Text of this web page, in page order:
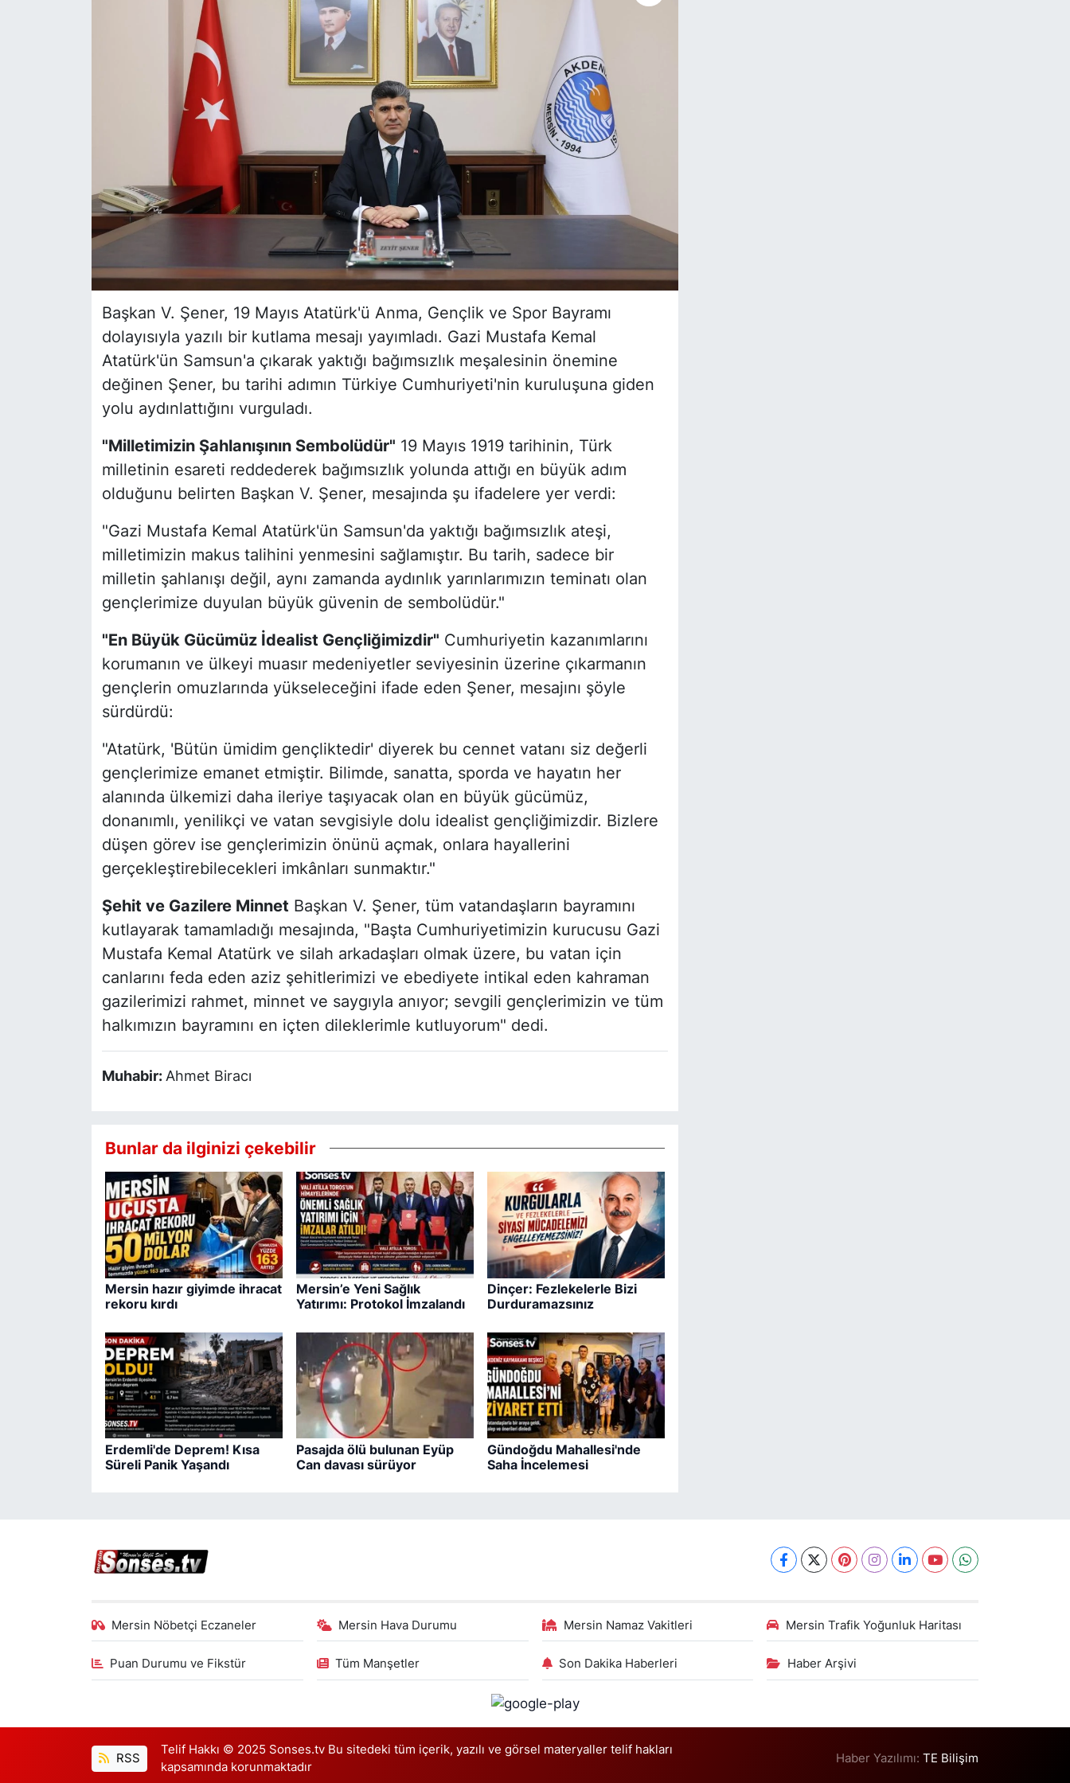
Başkan V. Şener, 19 Mayıs Atatürk'ü Anma, Gençlik ve Spor Bayramı
dolayısıyla yazılı bir kutlama mesajı yayımladı. Gazi Mustafa Kemal
Atatürk'ün Samsun'a çıkarak yaktığı bağımsızlık meşalesinin önemine
değinen Şener, bu tarihi adımın Türkiye Cumhuriyeti'nin kuruluşuna giden
yolu aydınlattığını vurguladı.
"Milletimizin Şahlanışının Sembolüdür" 19 Mayıs 1919 tarihinin, Türk
milletinin esareti reddederek bağımsızlık yolunda attığı en büyük adım
olduğunu belirten Başkan V. Şener, mesajında şu ifadelere yer verdi:
"Gazi Mustafa Kemal Atatürk'ün Samsun'da yaktığı bağımsızlık ateşi,
milletimizin makus talihini yenmesini sağlamıştır. Bu tarih, sadece bir
milletin şahlanışı değil, aynı zamanda aydınlık yarınlarımızın teminatı olan
gençlerimize duyulan büyük güvenin de sembolüdür."
"En Büyük Gücümüz İdealist Gençliğimizdir" Cumhuriyetin kazanımlarını
korumanın ve ülkeyi muasır medeniyetler seviyesinin üzerine çıkarmanın
gençlerin omuzlarında yükseleceğini ifade eden Şener, mesajını şöyle
sürdürdü:
"Atatürk, 'Bütün ümidim gençliktedir' diyerek bu cennet vatanı siz değerli
gençlerimize emanet etmiştir. Bilimde, sanatta, sporda ve hayatın her
alanında ülkemizi daha ileriye taşıyacak olan en büyük gücümüz,
donanımlı, yenilikçi ve vatan sevgisiyle dolu idealist gençliğimizdir. Bizlere
düşen görev ise gençlerimizin önünü açmak, onlara hayallerini
gerçekleştirebilecekleri imkânları sunmaktır."
Şehit ve Gazilere Minnet Başkan V. Şener, tüm vatandaşların bayramını
kutlayarak tamamladığı mesajında, "Başta Cumhuriyetimizin kurucusu Gazi
Mustafa Kemal Atatürk ve silah arkadaşları olmak üzere, bu vatan için
canlarını feda eden aziz şehitlerimizi ve ebediyete intikal eden kahraman
gazilerimizi rahmet, minnet ve saygıyla anıyor; sevgili gençlerimizin ve tüm
halkımızın bayramını en içten dileklerimle kutluyorum" dedi.
Muhabir: Ahmet Biracı
Bunlar da ilginizi çekebilir
Mersin hazır giyimde ihracat
rekoru kırdı
Mersin’e Yeni Sağlık
Yatırımı: Protokol İmzalandı
Dinçer: Fezlekelerle Bizi
Durduramazsınız
Erdemli'de Deprem! Kısa
Süreli Panik Yaşandı
Pasajda ölü bulunan Eyüp
Can davası sürüyor
Gündoğdu Mahallesi'nde
Saha İncelemesi
Mersin Nöbetçi Eczaneler Mersin Hava Durumu Mersin Namaz Vakitleri Mersin Trafik Yoğunluk Haritası
Puan Durumu ve Fikstür Tüm Manşetler Son Dakika Haberleri Haber Arşivi
RSS
Telif Hakkı © 2025 Sonses.tv Bu sitedeki tüm içerik, yazılı ve görsel materyaller telif hakları
kapsamında korunmaktadır
Haber Yazılımı:TE Bilişim